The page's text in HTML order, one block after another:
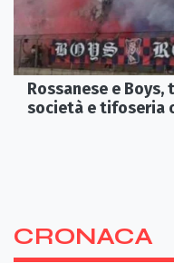
Rossanese e
società e tifoseria
CRONACA